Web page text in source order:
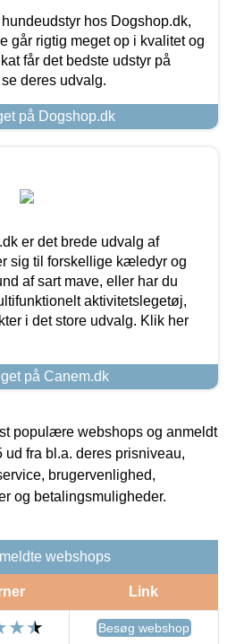
hos Dogshop.dk,
går rigtig meget op i kvalitet og
får det bedste udstyr på
deres udvalg.
på Dogshop.dk
er det brede udvalg af
sig til forskellige kæledyr og
af sart mave, eller har du
aktivitetslegetøj,
i det store udvalg. Klik her
på Canem.dk
populære webshops og anmeldt
ud fra bl.a. deres prisniveau,
brugervenlighed,
og betalingsmuligheder.
webshops
Link
Besøg webshop